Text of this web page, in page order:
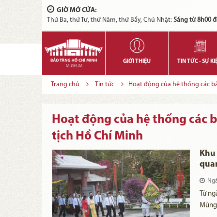
GIỜ MỞ CỬA:
Thứ Ba, thứ Tư, thứ Năm, thứ Bẩy, Chủ Nhật: Sáng từ 8h00
GIỚI THIỆU TIN TỨC - SỰ
Trang chủ Tin tức Hoạt động của hệ thống các
Hoạt động của hệ thống các
tịch Hồ Chí Minh
​Từ